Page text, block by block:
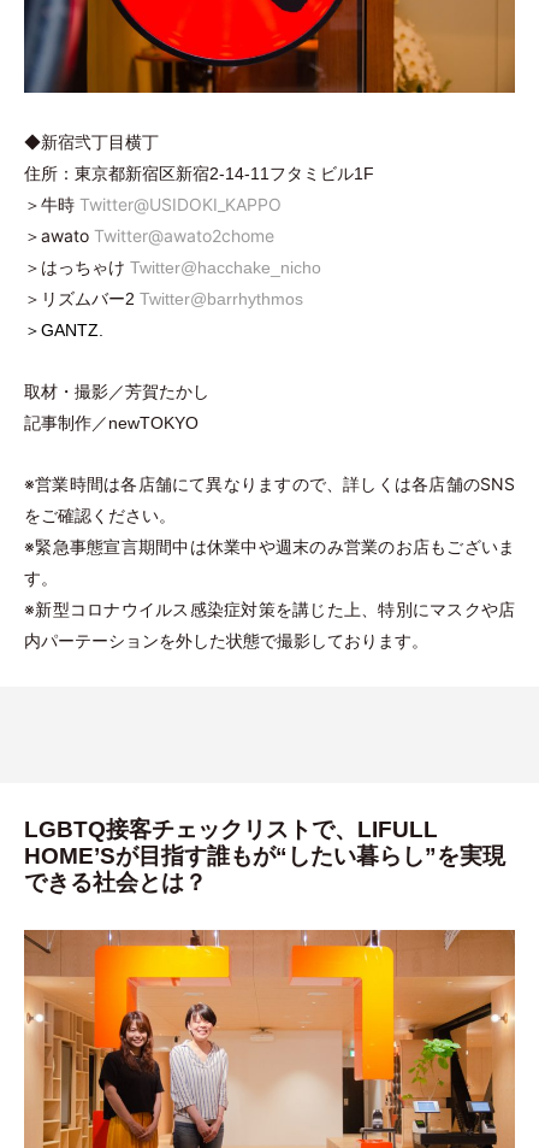
◆新宿弐丁目横丁
住所：東京都新宿区新宿2-14-11フタミビル1F
＞牛時 Twitter@USIDOKI_KAPPO
＞awato Twitter@awato2chome
＞はっちゃけ Twitter@hacchake_nicho
＞リズムバー2 Twitter@barrhythmos
＞GANTZ.
取材 ・ 撮影／芳賀たかし
記事制作／newTOKYO
※営業時間は各店舗にて異なりますので、詳しくは各店舗のSNS
をご確認ください。
※緊急事態宣言期間中は休業中や週末のみ営業のお店もございま
す。
※新型コロナウイルス感染症対策を講じた上、特別にマスクや店
内パーテーションを外した状態で撮影しております。
LGBTQ接客チェックリストで、LIFULL
HOME’Sが目指す誰もが“したい暮らし”を実現
できる社会とは？